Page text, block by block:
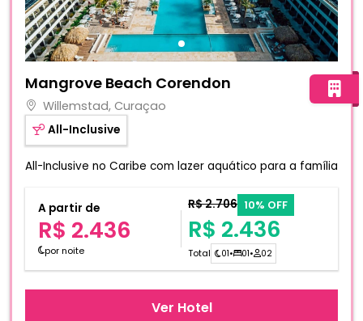
Mangrove Beach Corendon
Willemstad, Curaçao
All-Inclusive
All-Inclusive no Caribe com lazer aquático para a família
A partir de
R$ 2.436
por noite
R$ 2.706 10% OFF
R$ 2.436
Total 01• 01• 02
Ver Hotel